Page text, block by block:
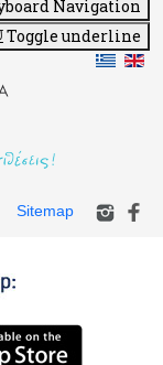
Navigation
Toggle underline
Sitemap